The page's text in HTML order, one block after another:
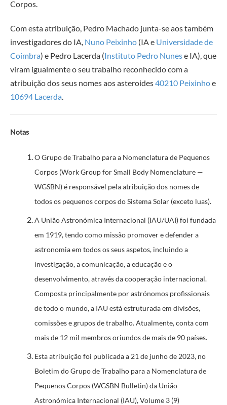
Corpos.
Com esta atribuição, Pedro Machado junta-se aos também
investigadores do IA, Nuno Peixinho (IA e Universidade de
Coimbra) e Pedro Lacerda (Instituto Pedro Nunese IA), que
viram igualmente o seu trabalho reconhecido com a
atribuição dos seus nomes aos asteroides40210 Peixinhoe
10694 Lacerda.
Notas
O Grupo de Trabalho para a Nomenclatura de Pequenos
Corpos (Work Group for Small Body Nomenclature —
WGSBN) é responsável pela atribuição dos nomes de
todos os pequenos corpos do Sistema Solar (exceto luas).
A União Astronómica Internacional (IAU/UAI) foi fundada
em 1919, tendo como missão promover e defender a
astronomia em todos os seus aspetos, incluindo a
investigação, a comunicação, a educação e o
desenvolvimento, através da cooperação internacional.
Composta principalmente por astrónomos profissionais
de todo o mundo, a IAU está estruturada em divisões,
comissões e grupos de trabalho. Atualmente, conta com
mais de 12 mil membros oriundos de mais de 90 países.
Esta atribuição foi publicada a 21 de junho de 2023, no
Boletim do Grupo de Trabalho para a Nomenclatura de
Pequenos Corpos (WGSBN Bulletin) da União
Astronómica Internacional (IAU), Volume 3 (9)